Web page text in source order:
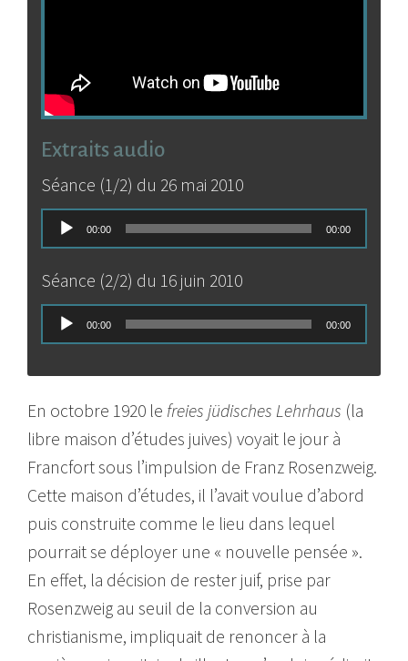
Extraits audio
Séance (1/2) du 26 mai 2010
Lecteur
audio
00:00 00:00
Séance (2/2) du 16 juin 2010
Lecteur
audio
00:00 00:00
En octobre 1920 le freies jüdisches Lehrhaus (la
libre maison d’études juives) voyait le jour à
Francfort sous l’impulsion de Franz Rosenzweig.
Cette maison d’études, il l’avait voulue d’abord
puis construite comme le lieu dans lequel
pourrait se déployer une « nouvelle pensée ».
En effet, la décision de rester juif, prise par
Rosenzweig au seuil de la conversion au
christianisme, impliquait de renoncer à la